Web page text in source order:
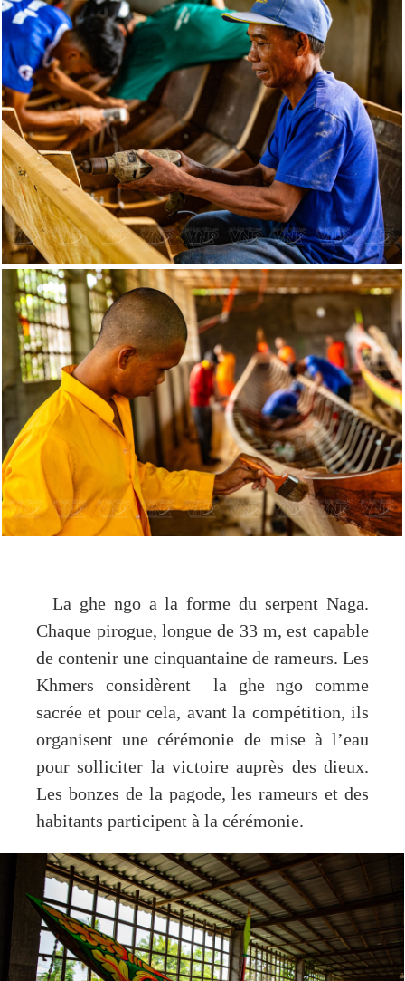
La ghe ngo a la forme du serpent Naga.
Chaque pirogue, longue de 33 m, est capable
de contenir une cinquantaine de rameurs. Les
Khmers considèrent la ghe ngo comme
sacrée et pour cela, avant la compétition, ils
organisent une cérémonie de mise à l’eau
pour solliciter la victoire auprès des dieux.
Les bonzes de la pagode, les rameurs et des
habitants participent à la cérémonie.